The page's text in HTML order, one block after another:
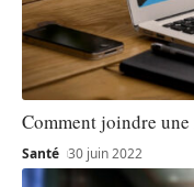
Comment joindre
Santé 30 juin 2022